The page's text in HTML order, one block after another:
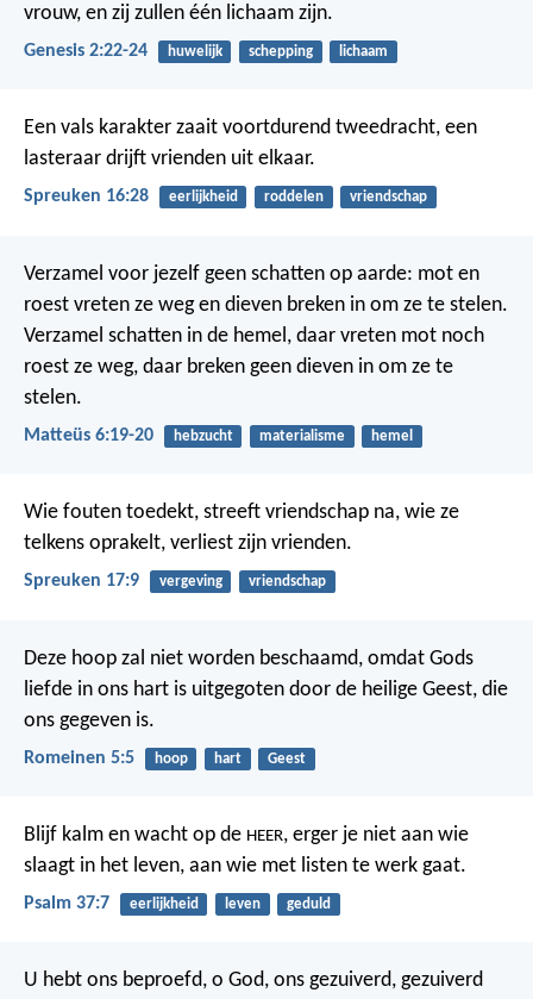
vrouw, en zij zullen één lichaam zijn.
Genesis 2:22-24 huwelijk schepping lichaam
Een vals karakter zaait voortdurend tweedracht, een
lasteraar drijft vrienden uit elkaar.
Spreuken 16:28 eerlijkheid roddelen vriendschap
Verzamel voor jezelf geen schatten op aarde: mot en
roest vreten ze weg en dieven breken in om ze te stelen.
Verzamel schatten in de hemel, daar vreten mot noch
roest ze weg, daar breken geen dieven in om ze te
stelen.
Matteüs 6:19-20 hebzucht materialisme hemel
Wie fouten toedekt, streeft vriendschap na, wie ze
telkens oprakelt, verliest zijn vrienden.
Spreuken 17:9 vergeving vriendschap
Deze hoop zal niet worden beschaamd, omdat Gods
liefde in ons hart is uitgegoten door de heilige Geest, die
ons gegeven is.
Romeinen 5:5 hoop hart Geest
Blijf kalm en wacht op de HEER, erger je niet aan wie
slaagt in het leven, aan wie met listen te werk gaat.
Psalm 37:7 eerlijkheid leven geduld
U hebt ons beproefd, o God, ons gezuiverd, gezuiverd